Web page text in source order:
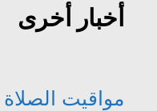
أخبار أخرى
مواقيت الصلاة